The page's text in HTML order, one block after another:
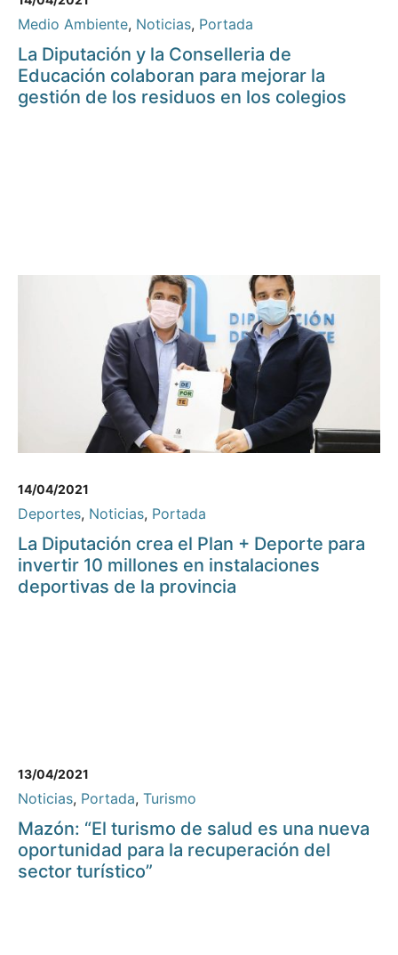
Medio Ambiente, Noticias, Portada
La Diputación y la Conselleria de
Educación colaboran para mejorar la
gestión de los residuos en los colegios
14/04/2021
Deportes, Noticias, Portada
La Diputación crea el Plan + Deporte para
invertir 10 millones en instalaciones
deportivas de la provincia
13/04/2021
Noticias, Portada, Turismo
Mazón: “El turismo de salud es una nueva
oportunidad para la recuperación del
sector turístico”